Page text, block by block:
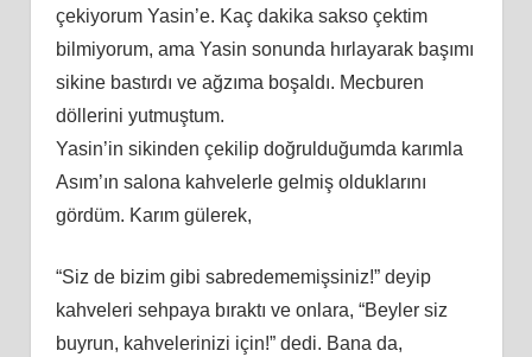
çekiyorum Yasin’e. Kaç dakika sakso çektim
bilmiyorum, ama Yasin sonunda hırlayarak başımı
sikine bastırdı ve ağzıma boşaldı. Mecburen
döllerini yutmuştum.
Yasin’in sikinden çekilip doğrulduğumda karımla
Asım’ın salona kahvelerle gelmiş olduklarını
gördüm. Karım gülerek,
“Siz de bizim gibi sabredememişsiniz!” deyip
kahveleri sehpaya bıraktı ve onlara, “Beyler siz
buyrun, kahvelerinizi için!” dedi. Bana da,